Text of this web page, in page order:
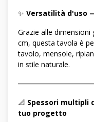
✨ Versatilità d'uso
Grazie alle
cm, questa tavola è
tavolo, mensole,
in stile naturale.
📐 Spessori multipli
tuo progetto